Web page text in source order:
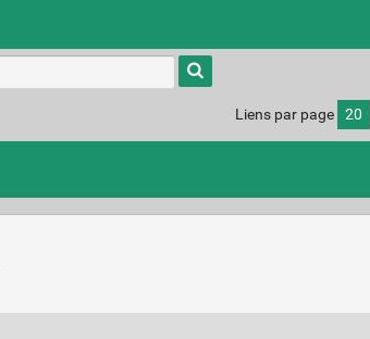
Type 1 or
more
characters
results.
Liens par page 20